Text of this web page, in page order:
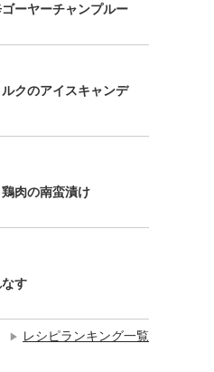
ゴーヤーチャンプルー
クのアイスキャンデ
肉の南蛮漬け
す
▶ レシピランキング一覧